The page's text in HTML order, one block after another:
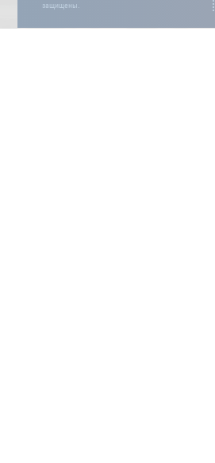
защищены.